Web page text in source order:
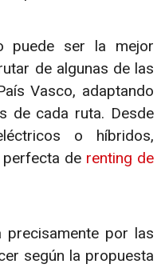
puede ser la mejor
de algunas de las
Vasco, adaptando
de cada ruta. Desde
o híbridos,
perfecta de renting de
precisamente por las
según la propuesta